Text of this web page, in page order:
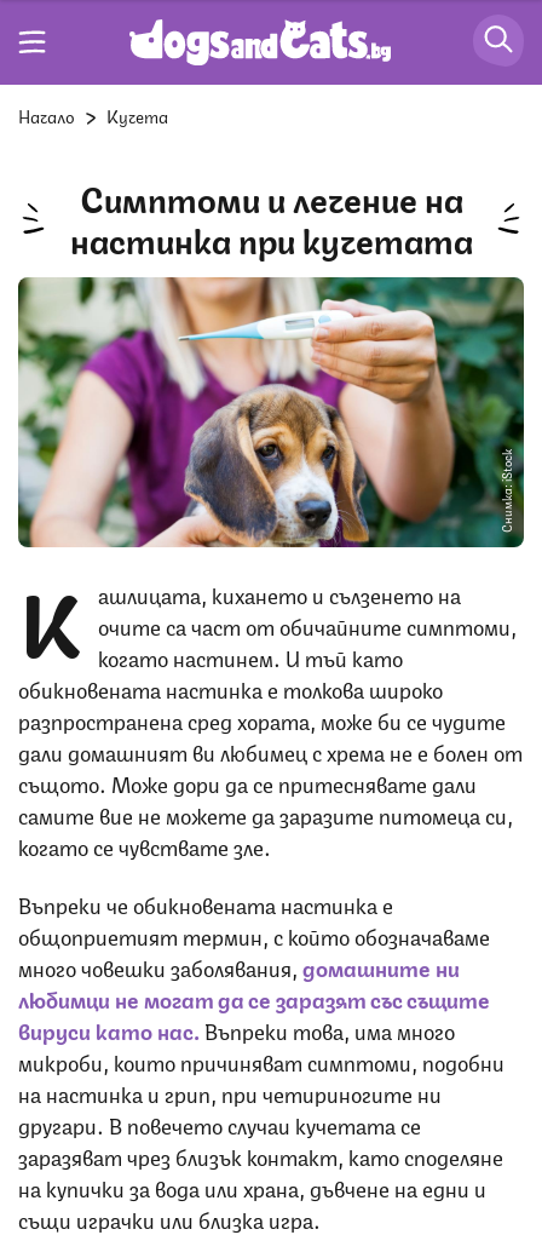
Начало Кучета
Симптоми и лечение на
настинка при кучетата
Снимка: iStock
К ашлицата, кихането и сълзенето на
очите са част от обичайните симптоми,
когато настинем. И тъй като
обикновената настинка е толкова широко
разпространена сред хората, може би се чудите
дали домашният ви любимец с хрема не е болен от
същото. Може дори да се притеснявате дали
самите вие не можете да заразите питомеца си,
когато се чувствате зле.
Въпреки че обикновената настинка е
общоприетият термин, с който обозначаваме
много човешки заболявания, домашните ни
любимци не могат да се заразят със същите
вируси като нас. Въпреки това, има много
микроби, които причиняват симптоми, подобни
на настинка и грип, при четириногите ни
другари. В повечето случаи кучетата се
заразяват чрез близък контакт, като споделяне
на купички за вода или храна, дъвчене на едни и
същи играчки или близка игра.